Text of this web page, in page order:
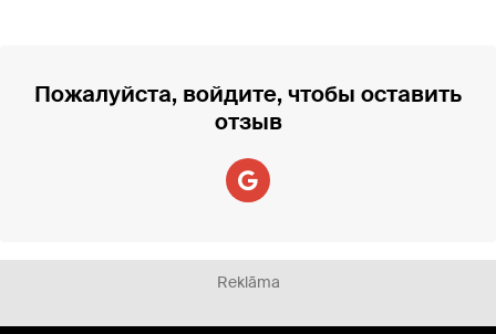
Пожалуйста, войдите, чтобы оставить
отзыв
Reklāma